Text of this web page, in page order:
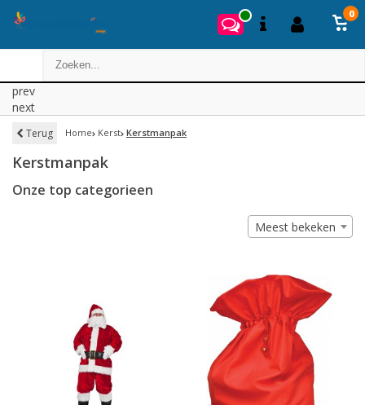
0
prev
next
Terug Home Kerst Kerstmanpak
Kerstmanpak
Onze top categorieen
Meest bekeken